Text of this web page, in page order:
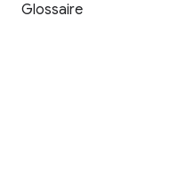
Glossaire